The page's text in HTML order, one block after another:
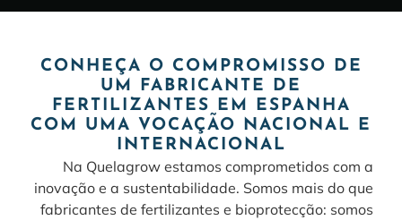
CONHEÇA O COMPROMISSO DE
UM FABRICANTE DE
FERTILIZANTES EM ESPANHA
COM UMA VOCAÇÃO NACIONAL E
INTERNACIONAL
Na Quelagrow estamos comprometidos com a
inovação e a sustentabilidade. Somos mais do que
fabricantes de fertilizantes e bioprotecção: somos